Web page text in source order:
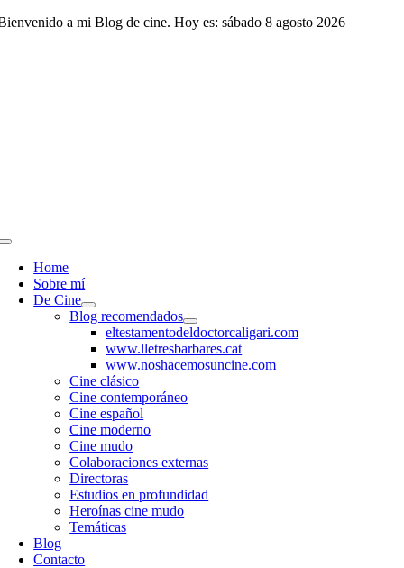
Saltar
a mi Blog de cine. Hoy es: sábado 8 agosto 2026
Toggle
NavigationHome
Sobre mí
De Cine
Blog recomendados
eltestamentodeldoctorcaligari.com
www.lletresbarbares.cat
www.noshacemosuncine.com
Cine clásico
Cine contemporáneo
Cine español
Cine moderno
Cine mudo
Colaboraciones externas
Directoras
Estudios en profundidad
Heroínas cine mudo
Temáticas
Blog
Contacto